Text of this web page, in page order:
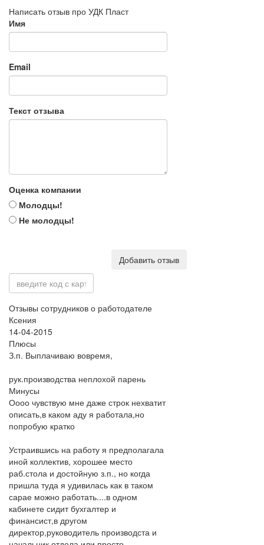
Написать отзыв про УДК Пласт
Имя
Email
Текст отзыва
Оценка компании
Молодцы!
Не молодцы!
Добавить отзыв
Отзывы сотрудников о работодателе
Ксения
14-04-2015
Плюсы
З.п. Выплачиваю вовремя,
рук.производства неплохой парень
Минусы
Оооо чувствую мне даже строк нехватит
описать,в каком аду я работала,но
попробую кратко
Устраившись на работу я предполагала
иной коллектив, хорошее место
раб.стола и достойную з.п., но когда
пришла туда я удивилась как в таком
сарае можно работать....в одном
кабинете сидит бухгалтер и
финансист,в другом
директор,руководитель производста и